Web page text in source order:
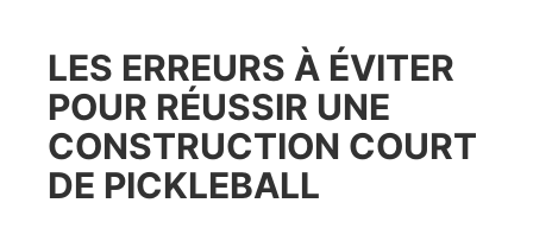
LES ERREURS À ÉVITER
POUR RÉUSSIR UNE
CONSTRUCTION COURT
DE PICKLEBALL